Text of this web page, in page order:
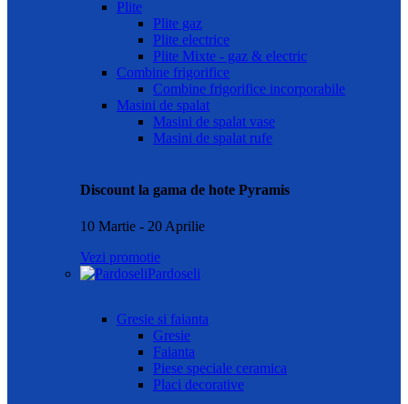
Plite
Plite gaz
Plite electrice
Plite Mixte - gaz & electric
Combine frigorifice
Combine frigorifice incorporabile
Masini de spalat
Masini de spalat vase
Masini de spalat rufe
Discount la gama de hote Pyramis
10 Martie - 20 Aprilie
Vezi promotie
Pardoseli
Gresie si faianta
Gresie
Faianta
Piese speciale ceramica
Placi decorative